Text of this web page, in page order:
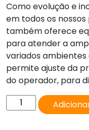
Como evolução e
em todos os
também oferece
para atender a
variados ambientes
permite ajuste da
do operador, para
Aspirador
Cirúrgico